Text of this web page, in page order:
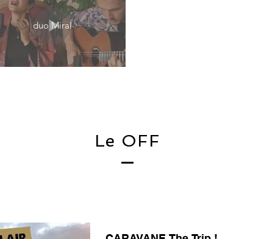
Climène Zarkan
Voix, percussions
Baptiste Ferrandis
Guitare
duo Miral
Le OFF